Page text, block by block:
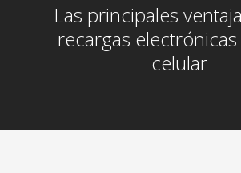
Las principales
recargas
celular